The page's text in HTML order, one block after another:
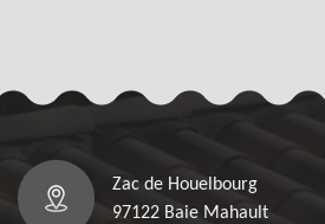
Zac de Houelbourg
97122 Baie Mahault